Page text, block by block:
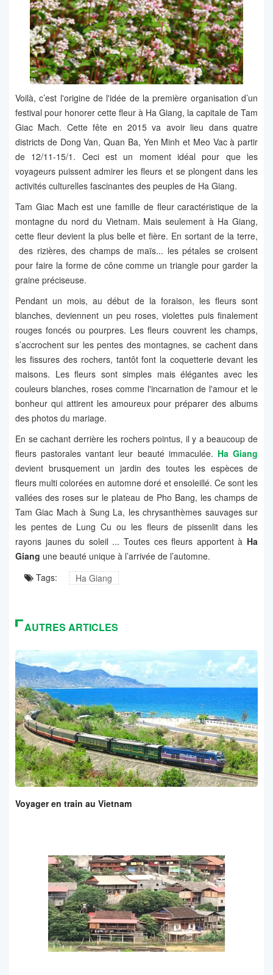
Voilà, c’est l'origine de l'idée de la première organisation d’un
festival pour honorer cette fleur à Ha Giang, la capitale de Tam
Giac Mach. Cette fête en 2015 va avoir lieu dans quatre
districts de Dong Van, Quan Ba, Yen Minh et Meo Vac à partir
de 12/11-15/1. Ceci est un moment idéal pour que les
voyageurs puissent admirer les fleurs et se plongent dans les
activités culturelles fascinantes des peuples de Ha Giang.
Tam Giac Mach est une famille de fleur caractéristique de la
montagne du nord du Vietnam. Mais seulement à Ha Giang,
cette fleur devient la plus belle et fière. En sortant de la terre,
des rizières, des champs de maïs... les pétales se croisent
pour faire la forme de cône comme un triangle pour garder la
graine préciseuse.
Pendant un mois, au début de la foraison, les fleurs sont
blanches, deviennent un peu roses, violettes puis finalement
rouges foncés ou pourpres. Les fleurs couvrent les champs,
s’accrochent sur les pentes des montagnes, se cachent dans
les fissures des rochers, tantôt font la coquetterie devant les
maisons. Les fleurs sont simples mais élégantes avec les
couleurs blanches, roses comme l'incarnation de l'amour et le
bonheur qui attirent les amoureux pour préparer des albums
des photos du mariage.
En se cachant derrière les rochers pointus, il y a beaucoup de
fleurs pastorales vantant leur beauté immaculée. Ha Giang
devient brusquement un jardin des toutes les espèces de
fleurs multi colorées en automne doré et ensoleillé. Ce sont les
vallées des roses sur le plateau de Pho Bang, les champs de
Tam Giac Mach à Sung La, les chrysanthèmes sauvages sur
les pentes de Lung Cu ou les fleurs de pissenlit dans les
rayons jaunes du soleil ... Toutes ces fleurs apportent à Ha
Giang une beauté unique à l’arrivée de l’automne.
Tags:
Ha Giang
AUTRES ARTICLES
Voyager en train au Vietnam